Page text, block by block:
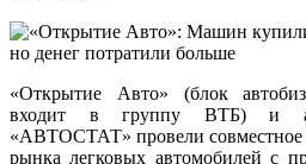
«Открытие Авто» (блок
входит в группу ВТБ) и
«АВТОСТАТ» провели совместное
рынка легковых автомобилей с